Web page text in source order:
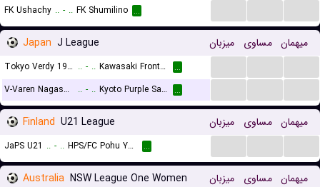
FK Ushachy .. - .. FK Shumilino ...
Japan J League میزبان مساوی میهمان
Tokyo Verdy 1969 .. - .. Kawasaki Frontale ...
V-Varen Nagasaki
.. - .. Kyoto Purple Sanga ...
Finland U21 League میزبان مساوی میهمان
JaPS U21 .. - .. HPS/FC Pohu YJ U21 ...
Australia NSW League One Women میزبان مساوی میهمان